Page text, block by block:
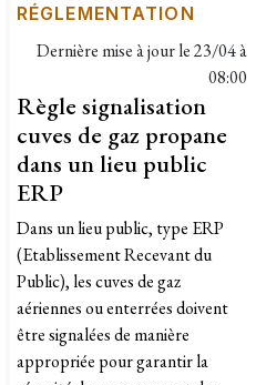
RÉGLEMENTATION
Dernière mise à jour le23/04 à
08:00
Règle signalisation
cuves de gaz propane
dans un lieu public
ERP
Dans un lieu public, type ERP
(Etablissement Recevant du
Public), les cuves de gaz
aériennes ou enterrées doivent
être signalées de manière
appropriée pour garantir la